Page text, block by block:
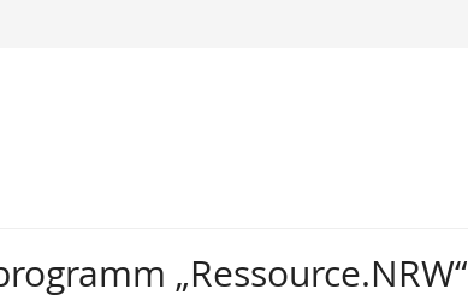
„Ressource.NRW“